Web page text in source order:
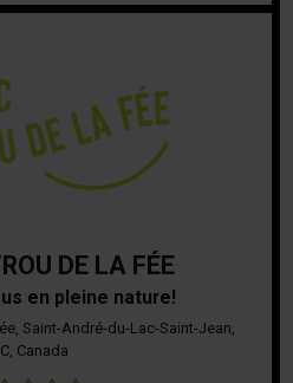
DE LA FÉE
en pleine nature!
Saint-André-du-Lac-Saint-Jean,
Canada